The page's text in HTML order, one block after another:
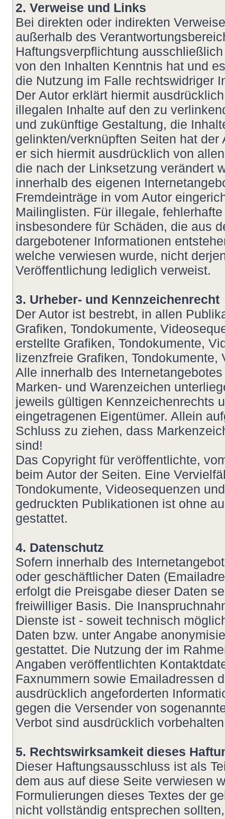
2. Verweise und Links
Bei direkten oder indirekten
außerhalb des
Haftungsverpflichtung
von den Inhalten Kenntnis hat und
die Nutzung im Falle rechtswidriger
Der Autor erklärt hiermit
illegalen Inhalte auf den zu
und zukünftige Gestaltung, die
gelinkten/verknüpften Seiten hat
er sich hiermit ausdrücklich von
die nach der Linksetzung verändert
innerhalb des eigenen
Fremdeinträge in vom Autor
Mailinglisten. Für illegale,
insbesondere für Schäden, die aus
dargebotener Informationen
welche verwiesen wurde, nicht
Veröffentlichung lediglich verweist.
3. Urheber- und Kennzeichenrecht
Der Autor ist bestrebt, in allen
Grafiken, Tondokumente,
erstellte Grafiken, Tondokumente,
lizenzfreie Grafiken,
Alle innerhalb des
Marken- und Warenzeichen
jeweils gültigen Kennzeichenrechts
eingetragenen Eigentümer. Allein
Schluss zu ziehen, dass
sind!
Das Copyright für veröffentlichte,
beim Autor der Seiten. Eine
Tondokumente, Videosequenzen
gedruckten Publikationen ist ohne
gestattet.
4. Datenschutz
Sofern innerhalb des
oder geschäftlicher Daten
erfolgt die Preisgabe dieser Daten
freiwilliger Basis. Die
Dienste ist - soweit technisch
Daten bzw. unter Angabe
gestattet. Die Nutzung der im
Angaben veröffentlichten
Faxnummern sowie Emailadressen
ausdrücklich angeforderten
gegen die Versender von
Verbot sind ausdrücklich
5. Rechtswirksamkeit dieses
Dieser Haftungsausschluss ist als
dem aus auf diese Seite verwiesen
Formulierungen dieses Textes der
nicht vollständig entsprechen